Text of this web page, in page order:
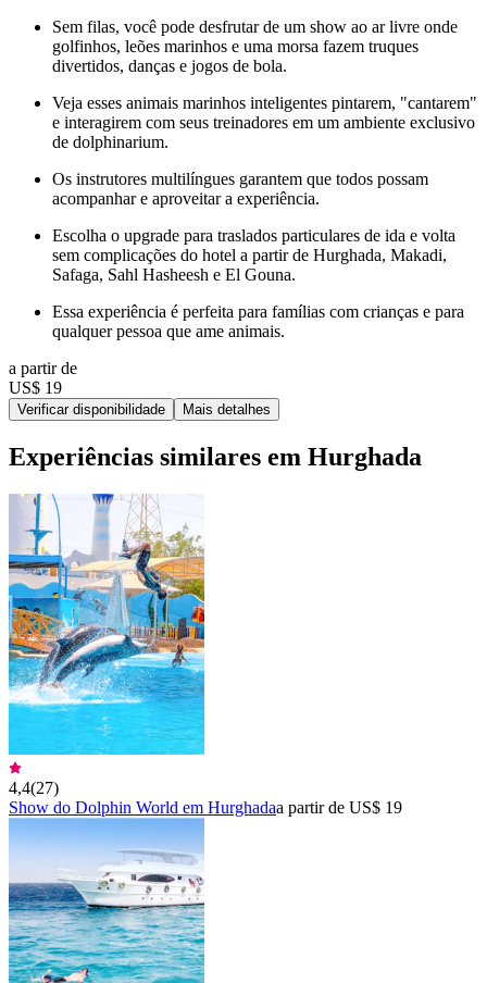
Sem filas, você pode desfrutar de um show ao ar livre onde
golfinhos, leões marinhos e uma morsa fazem truques
divertidos, danças e jogos de bola.
Veja esses animais marinhos inteligentes pintarem, "cantarem"
e interagirem com seus treinadores em um ambiente exclusivo
de dolphinarium.
Os instrutores multilíngues garantem que todos possam
acompanhar e aproveitar a experiência.
Escolha o upgrade para traslados particulares de ida e volta
sem complicações do hotel a partir de Hurghada, Makadi,
Safaga, Sahl Hasheesh e El Gouna.
Essa experiência é perfeita para famílias com crianças e para
qualquer pessoa que ame animais.
a partir de
US$ 19
Verificar disponibilidade Mais detalhes
Experiências similares em Hurghada
4,4(27)
Show do Dolphin World em Hurghadaa partir de US$ 19